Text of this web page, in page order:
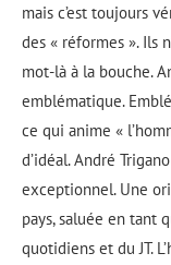
mais c’est toujours
des « réformes ». Ils
mot-là à la bouche.
emblématique.
ce qui anime «
d’idéal. André
exceptionnel. Une
pays, saluée en tant
quotidiens et du JT.